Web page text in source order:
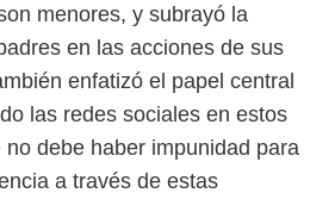
menores, y subrayó la
en las acciones de sus
enfatizó el papel central
las redes sociales en estos
debe haber impunidad para
a través de estas